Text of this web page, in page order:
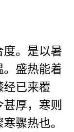
度。是以暑
。盛热能着
经已来覆
厚，寒则
骤热也。